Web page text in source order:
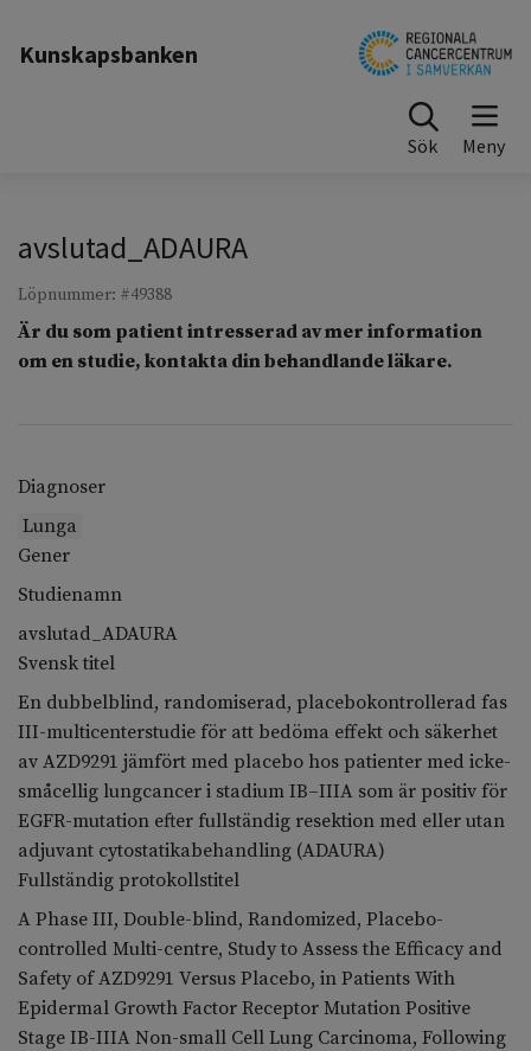
Kunskapsbanken
Sök
avslutad_ADAURA
Löpnummer: #49388
Är du som patient intresserad av mer information
om en studie, kontakta din behandlande läkare.
Diagnoser
Lunga
Gener
Studienamn
avslutad_ADAURA
Svensk titel
En dubbelblind, randomiserad, placebokontrollerad fas
III-multicenterstudie för att bedöma effekt och säkerhet
av AZD9291 jämfört med placebo hos patienter med icke-
småcellig lungcancer i stadium IB–IIIA som är positiv för
EGFR-mutation efter fullständig resektion med eller utan
adjuvant cytostatikabehandling (ADAURA)
Fullständig protokollstitel
A Phase III, Double-blind, Randomized, Placebo-
controlled Multi-centre, Study to Assess the Efficacy and
Safety of AZD9291 Versus Placebo, in Patients With
Epidermal Growth Factor Receptor Mutation Positive
Stage IB-IIIA Non-small Cell Lung Carcinoma, Following